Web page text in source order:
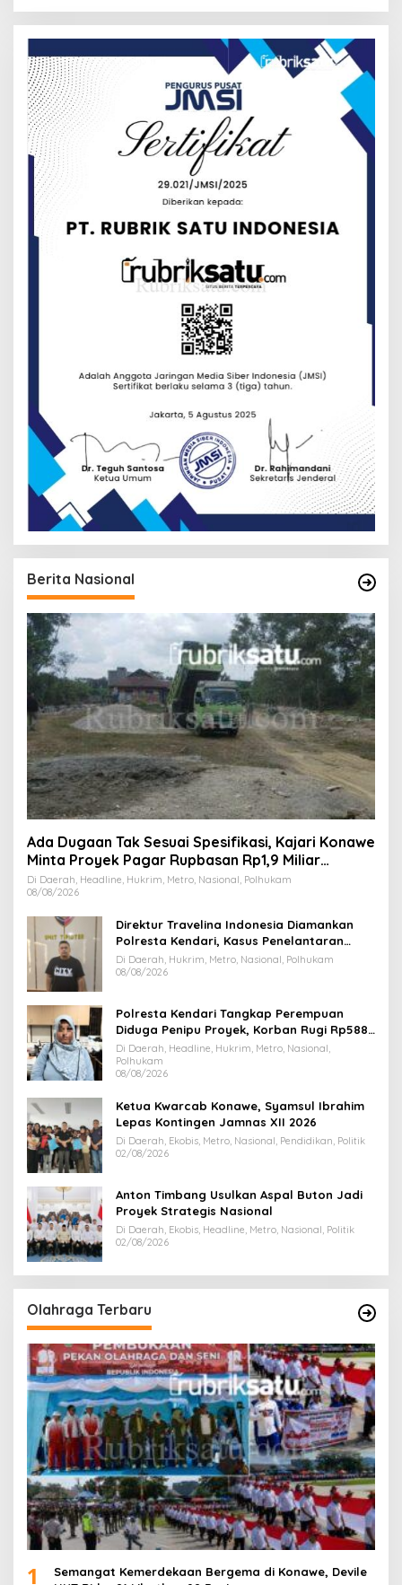
Berita Nasional
Ada Dugaan Tak Sesuai Spesifikasi, Kajari Konawe
Minta Proyek Pagar Rupbasan Rp1,9 Miliar
Dihentikan
Di Daerah, Headline, Hukrim, Metro, Nasional, Polhukam
08/08/2026
Direktur Travelina Indonesia Diamankan
Polresta Kendari, Kasus Penelantaran
Jemaah Umrah Masuk Babak Baru
Di Daerah, Hukrim, Metro, Nasional, Polhukam
08/08/2026
Polresta Kendari Tangkap Perempuan
Diduga Penipu Proyek, Korban Rugi Rp588,1
Juta
Di Daerah, Headline, Hukrim, Metro, Nasional,
Polhukam
08/08/2026
Ketua Kwarcab Konawe, Syamsul Ibrahim
Lepas Kontingen Jamnas XII 2026
Di Daerah, Ekobis, Metro, Nasional, Pendidikan, Politik
02/08/2026
Anton Timbang Usulkan Aspal Buton Jadi
Proyek Strategis Nasional
Di Daerah, Ekobis, Headline, Metro, Nasional, Politik
02/08/2026
Olahraga Terbaru
1
Semangat Kemerdekaan Bergema di Konawe, Devile